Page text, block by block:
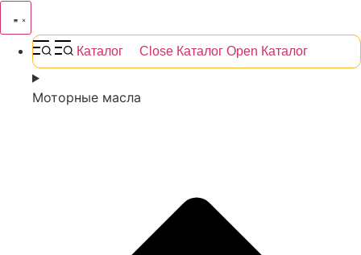
Каталог Close Каталог Open Каталог
Моторные масла